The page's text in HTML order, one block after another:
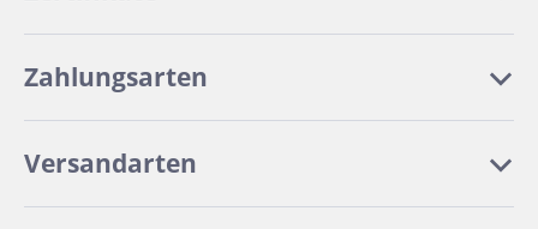
Zahlungsarten
Versandarten